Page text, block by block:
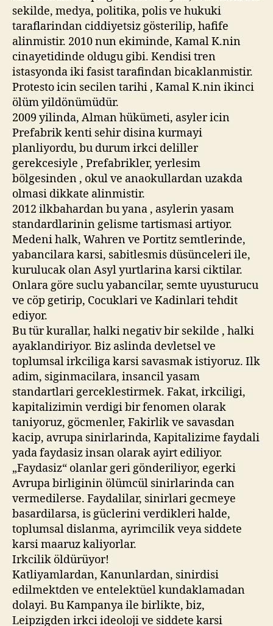
sekilde, medya, politika, polis ve hukuki
taraflarindan ciddiyetsiz gösterilip, hafife
alinmistir. 2010 nun ekiminde, Kamal K.nin
cinayetidinde oldugu gibi. Kendisi tren
istasyonda iki fasist tarafindan bicaklanmistir.
Protesto icin secilen tarihi , Kamal K.nin ikinci
ölüm yildönümüdür.
2009 yilinda, Alman hükümeti, asyler icin
Prefabrik kenti sehir disina kurmayi
planliyordu, bu durum irkci deliller
gerekcesiyle , Prefabrikler, yerlesim
bölgesinden , okul ve anaokullardan uzakda
olmasi dikkate alinmistir.
2012 ilkbahardan bu yana , asylerin yasam
standardlarinin gelisme tartismasi artiyor.
Medeni halk, Wahren ve Portitz semtlerinde,
yabancilara karsi, sabitlesmis düsünceleri ile,
kurulucak olan Asyl yurtlarina karsi ciktilar.
Onlara göre suclu yabancilar, semte uyusturucu
ve cöp getirip, Cocuklari ve Kadinlari tehdit
ediyor.
Bu tür kurallar, halki negativ bir sekilde , halki
ayaklandiriyor. Biz aslinda devletsel ve
toplumsal irkciliga karsi savasmak istiyoruz. Ilk
adim, siginmacilara, insancil yasam
standartlari gerceklestirmek. Fakat, irkciligi,
kapitalizimin verdigi bir fenomen olarak
taniyoruz, göcmenler, Fakirlik ve savasdan
kacip, avrupa sinirlarinda, Kapitalizime faydali
yada faydasiz insan olarak ayirt ediliyor.
„Faydasiz“ olanlar geri gönderiliyor, egerki
Avrupa birliginin ölümcül sinirlarinda can
vermedilerse. Faydalilar, sinirlari gecmeye
basardilarsa, is güclerini verdikleri halde,
toplumsal dislanma, ayrimcilik veya siddete
karsi maaruz kaliyorlar.
Irkcilik öldürüyor!
Katliyamlardan, Kanunlardan, sinirdisi
edilmektden ve entelektüel kundaklamadan
dolayi. Bu Kampanya ile birlikte, biz,
Leipzigden irkci ideoloji ve siddete karsi